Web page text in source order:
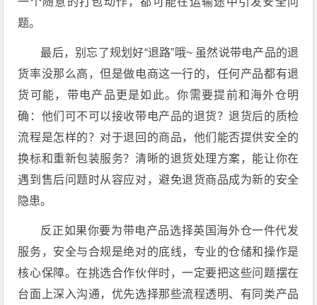
题。
最后，别忘了规划好“退路”哦~ 虽然说带电产品的退
货率没那么高，但是做电商这一行的，任何产品都有退
货可能，带电产品更是如此。你需要提前和海外仓明
确：他们可不可以接收带电产品的退货？退货后的质检
流程是怎样的？对于退回的商品，他们能否提供安全的
换标和重新包装服务？清晰的退货处理方案，能让你在
遇到售后问题时从容应对，避免退货商品成为新的安全
隐患。
反正如果你要为带电产品选择英国海外仓一件代发
服务，安全与合规是绝对的底线，专业的仓储和操作是
核心保障。在挑选合作伙伴时，一定要把这些问题摆在
台面上深入沟通，优先选择那些流程透明、有同类产品